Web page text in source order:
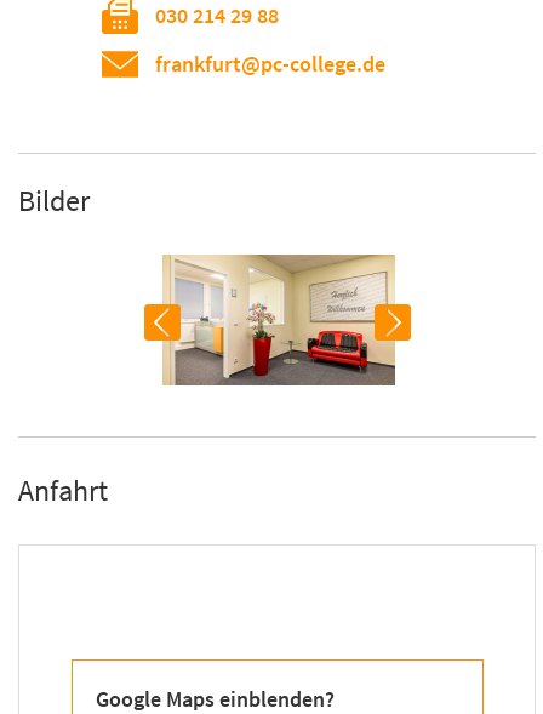
030 214 29 88
frankfurt@pc-college.de
Bilder
Anfahrt
Google Maps einblenden?